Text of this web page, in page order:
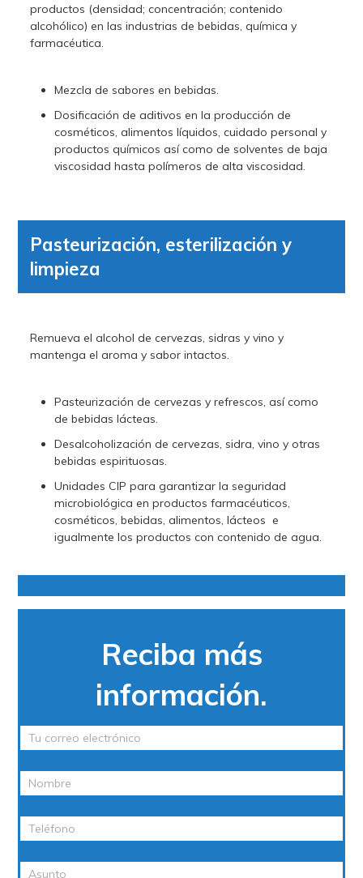
productos (densidad; concentración; contenido
alcohólico) en las industrias de bebidas, química y
farmacéutica.
Mezcla de sabores en bebidas.
Dosificación de aditivos en la producción de
cosméticos, alimentos líquidos, cuidado personal y
productos químicos así como de solventes de baja
viscosidad hasta polímeros de alta viscosidad.
Pasteurización, esterilización y
limpieza
Remueva el alcohol de cervezas, sidras y vino y
mantenga el aroma y sabor intactos.
Pasteurización de cervezas y refrescos, así como
de bebidas lácteas.
Desalcoholización de cervezas, sidra, vino y otras
bebidas espirituosas.
Unidades CIP para garantizar la seguridad
microbiológica en productos farmacéuticos,
cosméticos, bebidas, alimentos, lácteos e
igualmente los productos con contenido de agua.
Reciba más
información.